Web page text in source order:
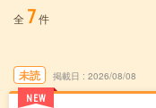
全 7件
未読
NEW
掲載日 2026/08/08